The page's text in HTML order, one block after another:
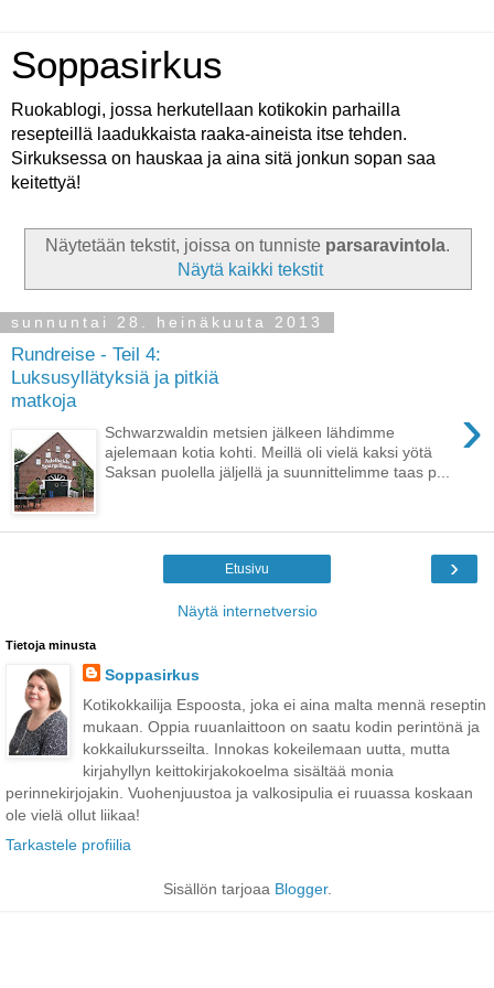
Soppasirkus
Ruokablogi, jossa herkutellaan kotikokin parhailla
resepteillä laadukkaista raaka-aineista itse tehden.
Sirkuksessa on hauskaa ja aina sitä jonkun sopan saa
keitettyä!
Näytetään tekstit, joissa on tunniste parsaravintola.
Näytä kaikki tekstit
sunnuntai 28. heinäkuuta 2013
Rundreise - Teil 4:
Luksusyllätyksiä ja pitkiä
matkoja
›
Schwarzwaldin metsien jälkeen lähdimme
ajelemaan kotia kohti. Meillä oli vielä kaksi yötä
Saksan puolella jäljellä ja suunnittelimme taas p...
›
Etusivu
Näytä internetversio
Tietoja minusta
Soppasirkus
Kotikokkailija Espoosta, joka ei aina malta mennä reseptin
mukaan. Oppia ruuanlaittoon on saatu kodin perintönä ja
kokkailukursseilta. Innokas kokeilemaan uutta, mutta
kirjahyllyn keittokirjakokoelma sisältää monia
perinnekirjojakin. Vuohenjuustoa ja valkosipulia ei ruuassa koskaan
ole vielä ollut liikaa!
Tarkastele profiilia
Sisällön tarjoaa Blogger.